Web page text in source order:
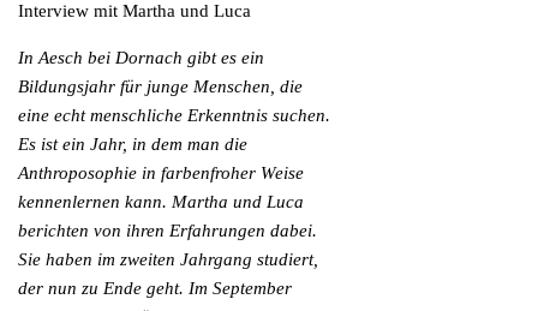
Interview mit Martha und Luca
In Aesch bei Dornach gibt es ein
Bildungsjahr für junge Menschen, die
eine echt menschliche Erkenntnis suchen.
Es ist ein Jahr, in dem man die
Anthroposophie in farbenfroher Weise
kennenlernen kann. Martha und Luca
berichten von ihren Erfahrungen dabei.
Sie haben im zweiten Jahrgang studiert,
der nun zu Ende geht. Im September